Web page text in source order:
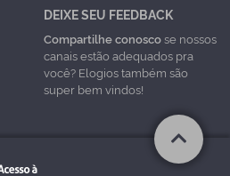
DEIXE SEU FEEDBACK
Compartilhe conoscose nossos
canais estão adequados pra
você? Elogios também são
super bem vindos!